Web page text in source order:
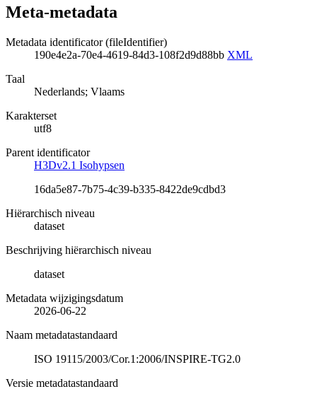
Meta-metadata
Metadata identificator (fileIdentifier)
190e4e2a-70e4-4619-84d3-108f2d9d88bb XML
Taal
Nederlands; Vlaams
Karakterset
utf8
Parent identificator
H3Dv2.1 Isohypsen
16da5e87-7b75-4c39-b335-8422de9cdbd3
Hiërarchisch niveau
dataset
Beschrijving hiërarchisch niveau
dataset
Metadata wijzigingsdatum
2026-06-22
Naam metadatastandaard
ISO 19115/2003/Cor.1:2006/INSPIRE-TG2.0
Versie metadatastandaard